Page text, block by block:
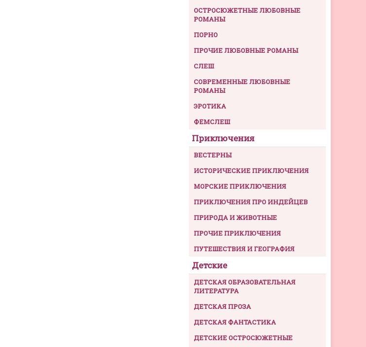
ОСТРОСЮЖЕТНЫЕ ЛЮБОВНЫЕ
РОМАНЫ
ПОРНО
ПРОЧИЕ ЛЮБОВНЫЕ РОМАНЫ
СЛЕШ
СОВРЕМЕННЫЕ ЛЮБОВНЫЕ
РОМАНЫ
ЭРОТИКА
ФЕМСЛЕШ
Приключения
ВЕСТЕРНЫ
ИСТОРИЧЕСКИЕ ПРИКЛЮЧЕНИЯ
МОРСКИЕ ПРИКЛЮЧЕНИЯ
ПРИКЛЮЧЕНИЯ ПРО ИНДЕЙЦЕВ
ПРИРОДА И ЖИВОТНЫЕ
ПРОЧИЕ ПРИКЛЮЧЕНИЯ
ПУТЕШЕСТВИЯ И ГЕОГРАФИЯ
Детские
ДЕТСКАЯ ОБРАЗОВАТЕЛЬНАЯ
ЛИТЕРАТУРА
ДЕТСКАЯ ПРОЗА
ДЕТСКАЯ ФАНТАСТИКА
ДЕТСКИЕ ОСТРОСЮЖЕТНЫЕ